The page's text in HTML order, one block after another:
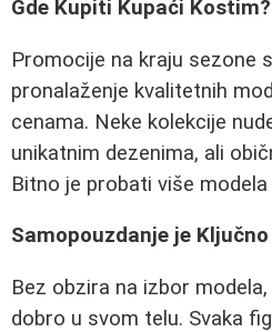
Gde Kupiti Kupaći Kostim?
Promocije na kraju sezone
pronalaženje kvalitetnih
cenama. Neke kolekcije
unikatnim dezenima, ali
Bitno je probati više modela
Samopouzdanje je Ključno
Bez obzira na izbor
dobro u svom telu. Svaka